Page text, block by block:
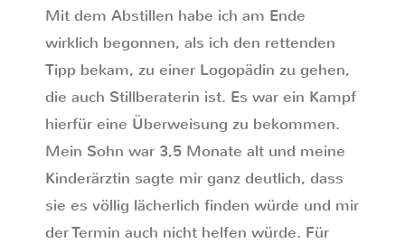
Mit dem Abstillen habe ich am Ende
wirklich begonnen, als ich den rettenden
Tipp bekam, zu einer Logopädin zu gehen,
die auch Stillberaterin ist. Es war ein Kampf
hierfür eine Überweisung zu bekommen.
Mein Sohn war 3,5 Monate alt und meine
Kinderärztin sagte mir ganz deutlich, dass
sie es völlig lächerlich finden würde und mir
der Termin auch nicht helfen würde. Für